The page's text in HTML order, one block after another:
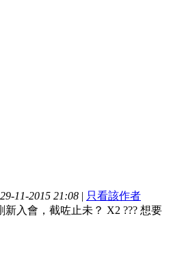
11-2015 21:08 | 只看該作者
新入會，截咗止未？ X2 ??? 想要